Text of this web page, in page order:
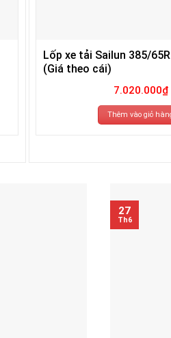
Lốp xe tải Sailun 385/
(Giá theo cái)
7.020.000₫
Thêm vào giỏ
27
Th6